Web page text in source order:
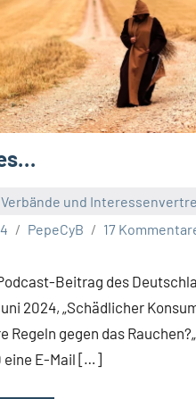
Verbände und
PepeCyB 17
Beitrag des
2024, „Schädlicher
Regeln gegen das
eine E-Mail […]